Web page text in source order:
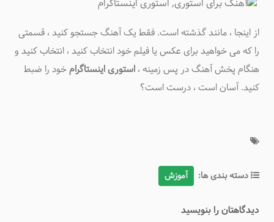
از اینجا ، مانند گذشته است. فقط یک آهنگ جستجو کنید ، قسمتی
را که می خواهید برای عکس یا فیلم خود انتخاب کنید ، انتخاب کنید و
هنگام پخش آهنگ در پس زمینه ، استوری اینستاگرامخود را ضبط
کنید. آسان است ، درست است؟
دسته بندی ها: آموزش
دیدگاهتان را بنویسید